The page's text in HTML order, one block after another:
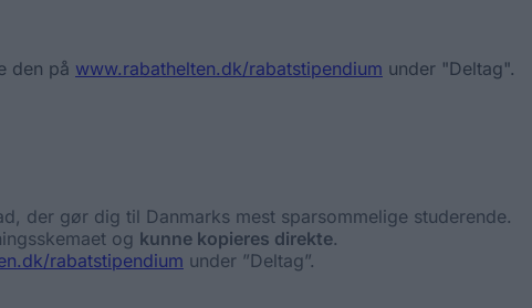
den på www.rabathelten.dk/rabatstipendium under "Deltag".
der gør dig til Danmarks mest sparsommelige studerende.
og kunne kopieres direkte.
rabatstipendium under ”Deltag”.